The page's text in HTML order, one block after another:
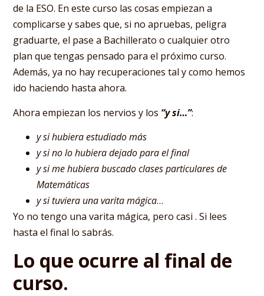
de la ESO. En este curso las cosas empiezan a
complicarse y sabes que, si no apruebas, peligra
graduarte, el pase a Bachillerato o cualquier otro
plan que tengas pensado para el próximo curso.
Además, ya no hay recuperaciones tal y como hemos
ido haciendo hasta ahora.
Ahora empiezan los nervios y los “y si…”:
y si hubiera estudiado más
y si no lo hubiera dejado para el final
y si me hubiera buscado clases particulares de
Matemáticas
y si tuviera una varita mágica…
Yo no tengo una varita mágica, pero casi . Si lees
hasta el final lo sabrás.
Lo que ocurre al final de
curso.